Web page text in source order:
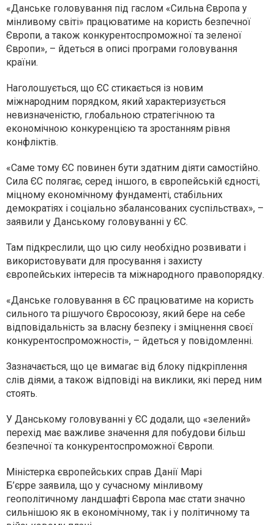
«Данське головування під гаслом «Сильна Європа у
мінливому світі» працюватиме на користь безпечної
Європи, а також конкурентоспроможної та зеленої
Європи», – йдеться в описі програми головування
країни.
Наголошується, що ЄС стикається із новим
міжнародним порядком, який характеризується
невизначеністю, глобальною стратегічною та
економічною конкуренцією та зростанням рівня
конфліктів.
«Саме тому ЄС повинен бути здатним діяти самостійно.
Сила ЄС полягає, серед іншого, в європейській єдності,
міцному економічному фундаменті, стабільних
демократіях і соціально збалансованих суспільствах», –
заявили у Данському головуванні у ЄС.
Там підкреслили, що цю силу необхідно розвивати і
використовувати для просування і захисту
європейських інтересів та міжнародного правопорядку.
«Данське головування в ЄС працюватиме на користь
сильного та рішучого Євросоюзу, який бере на себе
відповідальність за власну безпеку і зміцнення своєї
конкурентоспроможності», – йдеться у повідомленні.
Зазначається, що це вимагає від блоку підкріплення
слів діями, а також відповіді на виклики, які перед ним
стоять.
У Данському головуванні у ЄС додали, що «зелений»
перехід має важливе значення для побудови більш
безпечної та конкурентоспроможної Європи.
Міністерка європейських справ Данії Марі
Б’єрре заявила, що у сучасному мінливому
геополітичному ландшафті Європа має стати значно
сильнішою як в економічному, так і у політичному та